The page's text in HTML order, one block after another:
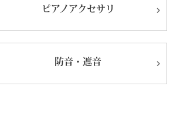
ピアノアクセサリ
防音・遮音